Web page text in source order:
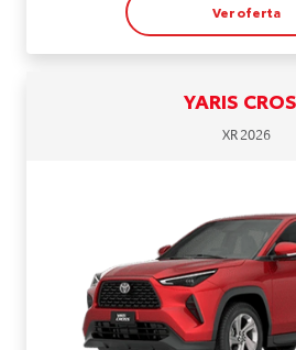
Ver oferta
YARIS
XR 2026